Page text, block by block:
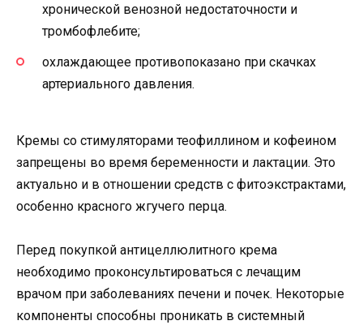
хронической венозной недостаточности и
тромбофлебите;
охлаждающее противопоказано при скачках
артериального давления.
Кремы со стимуляторами теофиллином и кофеином
запрещены во время беременности и лактации. Это
актуально и в отношении средств с фитоэкстрактами,
особенно красного жгучего перца.
Перед покупкой антицеллюлитного крема
необходимо проконсультироваться с лечащим
врачом при заболеваниях печени и почек. Некоторые
компоненты способны проникать в системный